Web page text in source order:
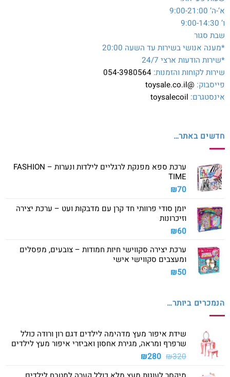
א’-ה’ 9:00-21:00
ו’ 9:00-14:30
שבת סגור
*מענה אנושי בשירות עד השעה 20:00
*שירות הודעות ארצי 24/7
שירות לקוחות והזמנות: 054-3980564
פייסבוק: @toysale.co.il
אינסטגרם: toysalecoil
חדשים באתר…
ערכת ספא מפנקת לרגליים לילדות ונערות – FASHION
TIME
₪70
יומן סודי פרוותי חד קרן עם מדבקות ועט – ערכת יצירה
וזיכרונות
₪60
ערכת יצירה סקווישי חיות חמודות – צובעים, מפסלים
ומעצבים סקווישי אישי
₪50
הנמכרים ביותר…
שידת איפור מעץ מדהימה לילדים דגם רון ורודה כולל
שרפרף ומראה, מגירת אחסון ואביזרי איפור מעץ לילדים
₪320
המחיר
₪280 המחיר